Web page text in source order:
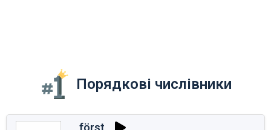
Порядкові числівники